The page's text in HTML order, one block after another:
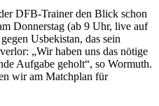
DFB-Trainer den Blick schon
Donnerstag (ab 9 Uhr, live auf
Usbekistan, das sein
„Wir haben uns das nötige
Aufgabe geholt“, so Wormuth.
wir am Matchplan für